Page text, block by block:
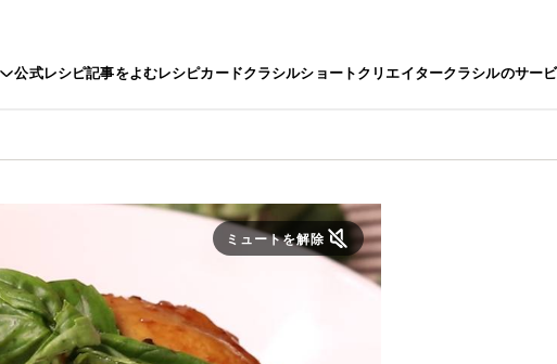
公式レシピ記事をよむレシピカードクラシルショートクリエイタークラシルのサー
ミュートを解除